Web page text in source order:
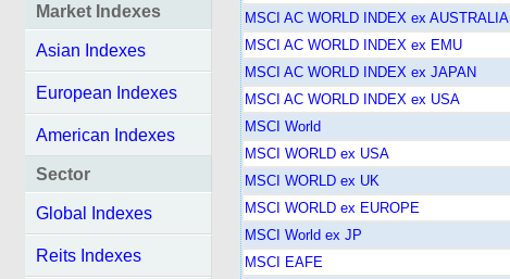
Market Indexes
Asian Indexes
European Indexes
American Indexes
Sector
Global Indexes
Reits Indexes
MSCI AC WORLD INDEX ex AUSTRALIA
MSCI AC WORLD INDEX ex EMU
MSCI AC WORLD INDEX ex JAPAN
MSCI AC WORLD INDEX ex USA
MSCI World
MSCI WORLD ex USA
MSCI WORLD ex UK
MSCI WORLD ex EUROPE
MSCI World ex JP
MSCI EAFE